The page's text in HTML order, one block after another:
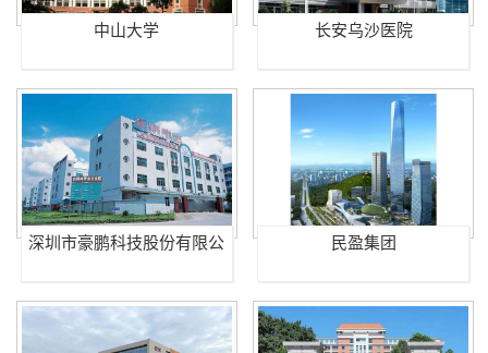
中山大学 长安乌沙医院
深圳市豪鹏科技股份有限公
民盈集团